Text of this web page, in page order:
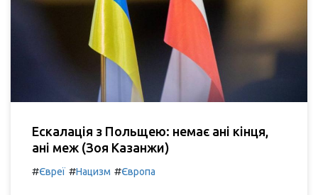
Ескалація з Польщею: немає ані кінця,
ані меж (Зоя Казанжи)
#Євреї #Нацизм #Європа